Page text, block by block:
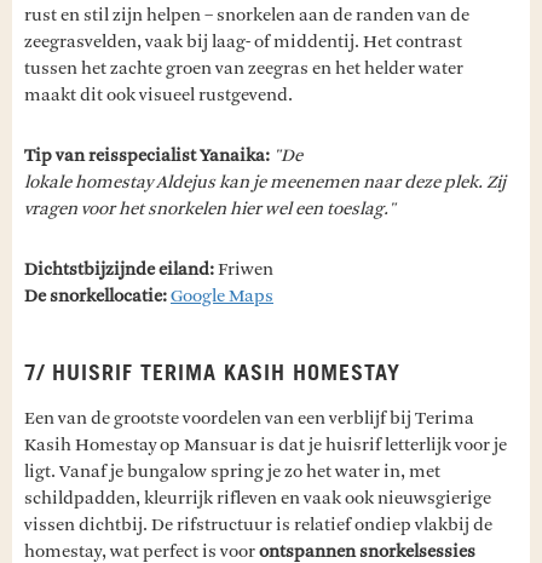
rust en stil zijn helpen – snorkelen aan de randen van de
zeegrasvelden, vaak bij laag- of middentij. Het contrast
tussen het zachte groen van zeegras en het helder water
maakt dit ook visueel rustgevend.
Tip van reisspecialist Yanaika: "De
lokale homestay Aldejus kan je meenemen naar deze plek. Zij
vragen voor het snorkelen hier wel een toeslag."
Dichtstbijzijnde eiland:Friwen
De snorkellocatie:Google Maps
7/ HUISRIF TERIMA KASIH HOMESTAY
Een van de grootste voordelen van een verblijf bij Terima
Kasih Homestay op Mansuar is dat je huisrif letterlijk voor je
ligt. Vanaf je bungalow spring je zo het water in, met
schildpadden, kleurrijk rifleven en vaak ook nieuwsgierige
vissen dichtbij. De rifstructuur is relatief ondiep vlakbij de
homestay, wat perfect is voorontspannen snorkelsessies